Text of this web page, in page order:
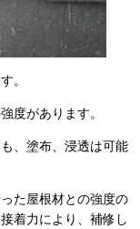
。
度があります。
、塗布、浸透は可能
た屋根材との強度の
着力により、補修し